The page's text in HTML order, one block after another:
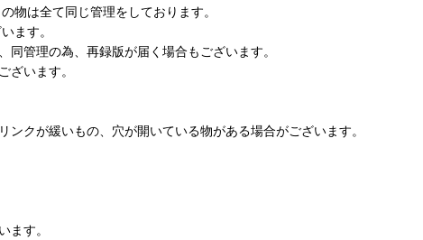
物は全て同じ管理をしております。
ます。
管理の為、再録版が届く場合もございます。
ざいます。
クが緩いもの、穴が開いている物がある場合がございます。
ます。